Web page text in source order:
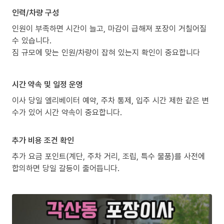
인력/차량 구성
인원이 부족하면 시간이 늘고, 마감이 급해져 포장이 거칠어질
수 있습니다.
짐 규모에 맞는 인원/차량이 잡혀 있는지 확인이 중요합니다
시간 약속 및 일정 운영
이사 당일 엘리베이터 예약, 주차 통제, 입주 시간 제한 같은 변
수가 있어 시간 약속이 중요합니다.
추가 비용 조건 확인
추가 요금 포인트(계단, 주차 거리, 조립, 특수 물품)를 사전에
합의하면 당일 갈등이 줄어듭니다.